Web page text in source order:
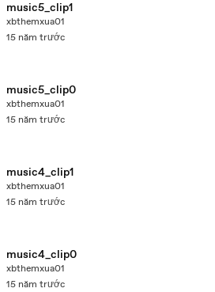
music5_clip1
xbthemxua01
15 năm trước
music5_clip0
xbthemxua01
15 năm trước
music4_clip1
xbthemxua01
15 năm trước
music4_clip0
xbthemxua01
15 năm trước